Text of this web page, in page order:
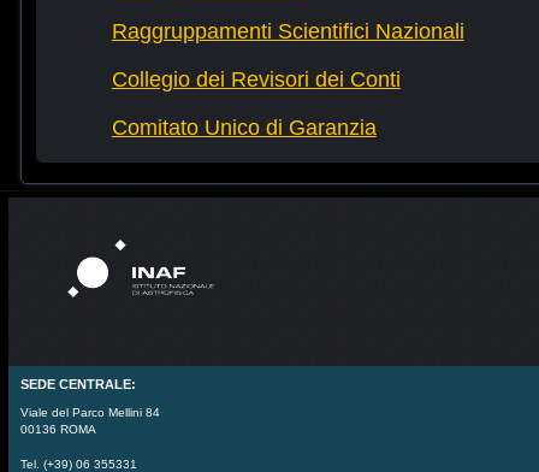
Raggruppamenti Scientifici Nazionali
Collegio dei Revisori dei Conti
Comitato Unico di Garanzia
SEDE CENTRALE:
Viale del Parco Mellini 84
00136 ROMA
Tel. (+39) 06 355331